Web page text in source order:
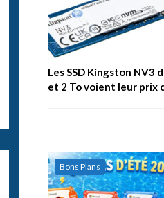
Les SSD Kingston NV3
et 2 To voient leur prix
Bons Plans